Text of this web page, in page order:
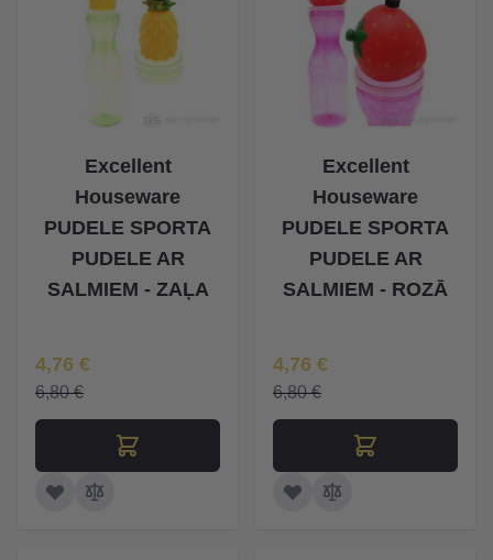
Excellent
Houseware
PUDELE SPORTA
PUDELE AR
SALMIEM - ZAĻA
Īpaša Cena
4,76 €
6,80 €
Excellent
Houseware
PUDELE SPORTA
PUDELE AR
SALMIEM - ROZĀ
Īpaša Cena
4,76 €
6,80 €